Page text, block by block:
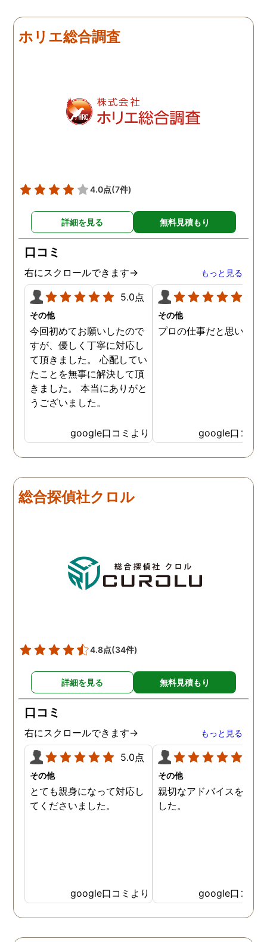
しろ最初の相談の段階が
ホリエ総合調査
4.0点(7件)
詳細を見る 無料見積もり
口コミ
右にスクロールできます→ もっと見る
5.0点
その他
今回初めてお願いしたので
すが、優しく丁寧に対応し
て頂きました。 心配してい
たことを無事に解決して頂
きました。 本当にありがと
うございました。
google口コミより
その他
プロの仕事だと思います
google口コミ
総合探偵社クロル
4.8点(34件)
詳細を見る 無料見積もり
口コミ
右にスクロールできます→ もっと見る
5.0点
その他
とても親身になって対応し
てくださいました。
google口コミより
その他
親切なアドバイスを頂き
した。
google口コミ